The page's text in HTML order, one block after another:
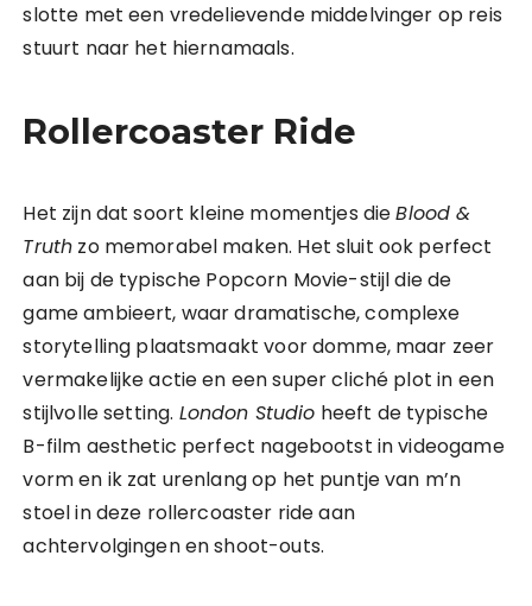
slotte met een vredelievende middelvinger op reis
stuurt naar het hiernamaals.
Rollercoaster Ride
Het zijn dat soort kleine momentjes dieBlood &
Truth zo memorabel maken. Het sluit ook perfect
aan bij de typische Popcorn Movie-stijl die de
game ambieert, waar dramatische, complexe
storytelling plaatsmaakt voor domme, maar zeer
vermakelijke actie en een super cliché plot in een
stijlvolle setting. London Studio heeft de typische
B-film aesthetic perfect nagebootst in videogame
vorm en ik zat urenlang op het puntje van m’n
stoel in deze rollercoaster ride aan
achtervolgingen en shoot-outs.